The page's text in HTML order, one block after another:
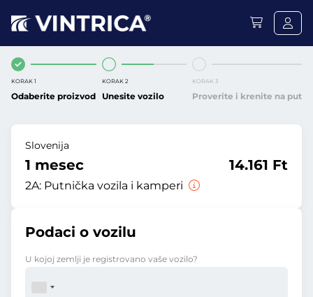
KORAK 1
Odaberite proizvod
KORAK 2
Unesite vozilo
KORAK 3
Proverite i krenite na put
Slovenija
1 mesec
2A: Putnička vozila i kamperi
14.161 Ft
Podaci o vozilu
U kojoj zemlji je registrovano vaše vozilo?